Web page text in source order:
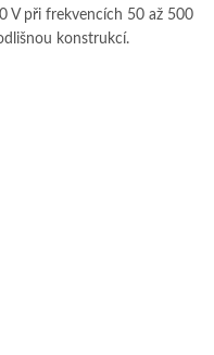
V při frekvencích 50 až 500
konstrukcí.